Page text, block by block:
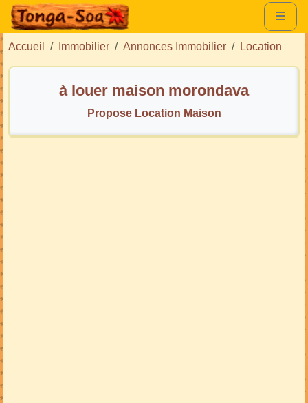
Accueil Immobilier Annonces Immobilier Location
à louer maison morondava
Propose Location Maison